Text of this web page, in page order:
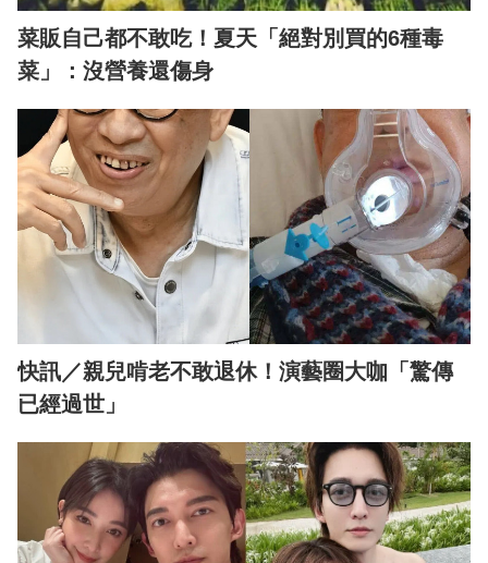
菜販自己都不敢吃！夏天「絕對別買的6種毒
菜」：沒營養還傷身
快訊／親兒啃老不敢退休！演藝圈大咖「驚傳
已經過世」